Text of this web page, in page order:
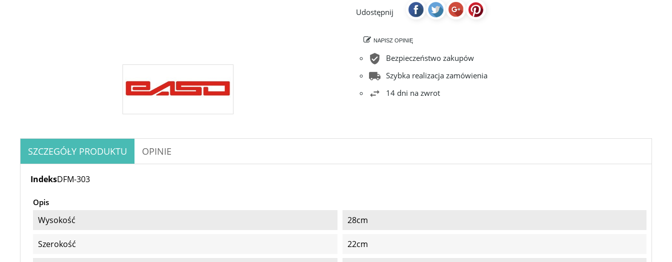
Udostępnij
NAPISZ OPINIĘ
Bezpieczeństwo zakupów
Szybka realizacja zamówienia
14 dni na zwrot
SZCZEGÓŁY PRODUKTU OPINIE
IndeksDFM-303
Opis
Wysokość 28cm
Szerokość 22cm